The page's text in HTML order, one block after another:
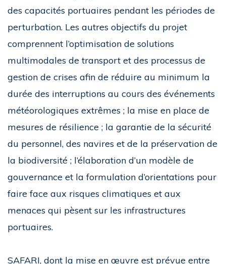
des capacités portuaires pendant les périodes de
perturbation. Les autres objectifs du projet
comprennent l’optimisation de solutions
multimodales de transport et des processus de
gestion de crises afin de réduire au minimum la
durée des interruptions au cours des événements
météorologiques extrêmes ; la mise en place de
mesures de résilience ; la garantie de la sécurité
du personnel, des navires et de la préservation de
la biodiversité ; l’élaboration d’un modèle de
gouvernance et la formulation d’orientations pour
faire face aux risques climatiques et aux
menaces qui pèsent sur les infrastructures
portuaires.
SAFARI, dont la mise en œuvre est prévue entre